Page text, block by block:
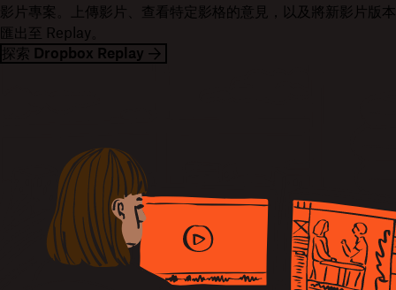
影片專案。上傳影片、查看特定影格的意見，以及將新影片版本
匯出至 Replay。
探索 Dropbox Replay